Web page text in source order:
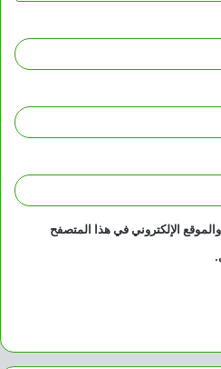
الإلكتروني في هذا المتصفح